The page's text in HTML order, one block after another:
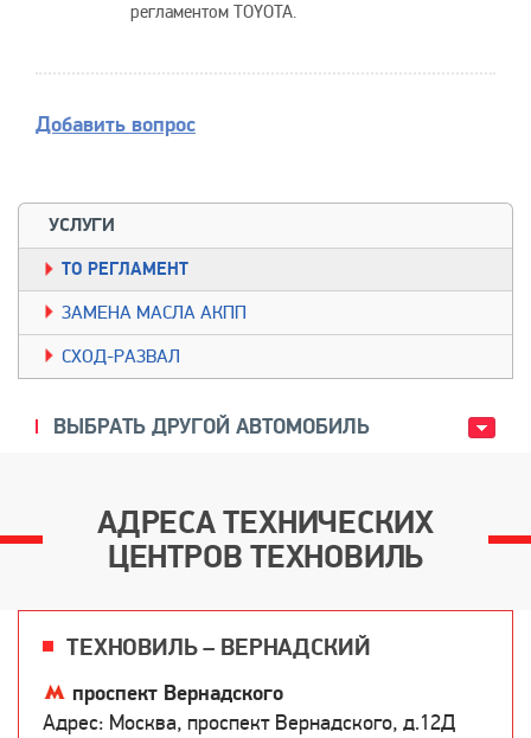
регламентом TOYOTA.
Добавить вопрос
УСЛУГИ
TО РЕГЛАМЕНТ
ЗАМЕНА МАСЛА АКПП
СХОД-РАЗВАЛ
ВЫБРАТЬ ДРУГОЙ АВТОМОБИЛЬ
АДРЕСА ТЕХНИЧЕСКИХ
ЦЕНТРОВ ТЕХНОВИЛЬ
ТЕХНОВИЛЬ – ВЕРНАДСКИЙ
проспект Вернадского
Адрес: Москва, проспект Вернадского, д.12Д